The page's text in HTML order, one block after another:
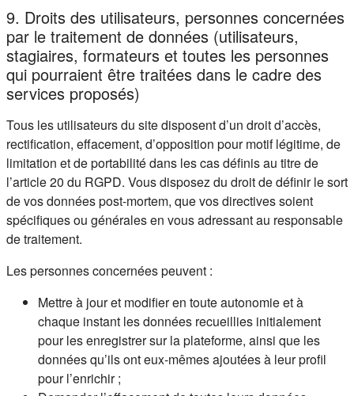
9. Droits des utilisateurs, personnes concernées
par le traitement de données (utilisateurs,
stagiaires, formateurs et toutes les personnes
qui pourraient être traitées dans le cadre des
services proposés)
Tous les utilisateurs du site disposent d’un droit d’accès,
rectification, effacement, d’opposition pour motif légitime, de
limitation et de portabilité dans les cas définis au titre de
l’article 20 du RGPD. Vous disposez du droit de définir le sort
de vos données post-mortem, que vos directives soient
spécifiques ou générales en vous adressant au responsable
de traitement.
Les personnes concernées peuvent :
Mettre à jour et modifier en toute autonomie et à
chaque instant les données recueillies initialement
pour les enregistrer sur la plateforme, ainsi que les
données qu’ils ont eux-mêmes ajoutées à leur profil
pour l’enrichir ;